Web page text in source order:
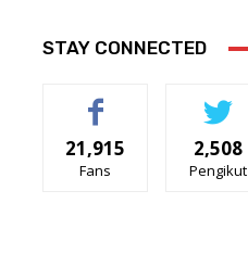
STAY CONNECTED
21,915
Fans
2,508
Pengikut